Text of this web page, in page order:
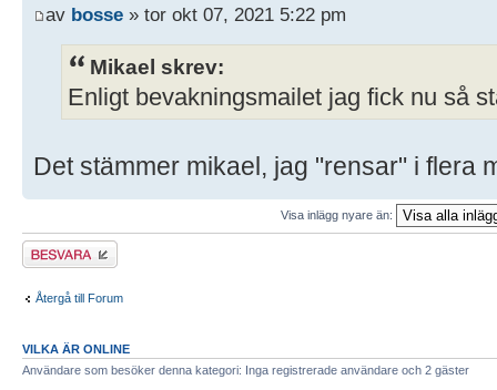
av bosse » tor okt 07, 2021 5:22 pm
Mikael skrev:
Enligt bevakningsmailet jag fick nu så
Det stämmer mikael, jag "rensar" i flera
Visa inlägg nyare än:
Besvara
Återgå till Forum
VILKA ÄR ONLINE
Användare som besöker denna kategori: Inga registrerade användare och 2 gäster